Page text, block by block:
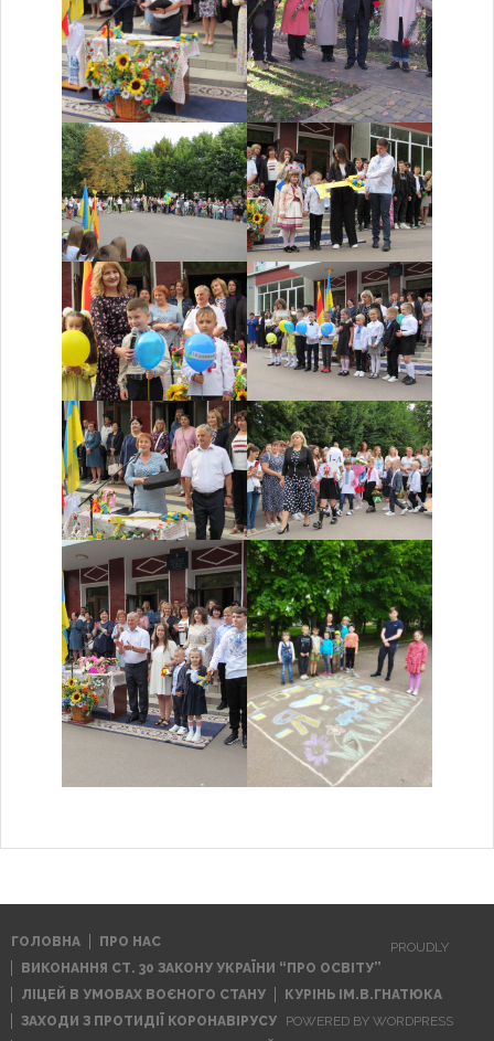
ГОЛОВНА
ПРО НАС
ВИКОНАННЯ СТ. 30 ЗАКОНУ УКРАЇНИ “ПРО ОСВІТУ”
ЛІЦЕЙ В УМОВАХ ВОЄНОГО СТАНУ
КУРІНЬ ІМ.В.ГНАТЮКА
ЗАХОДИ З ПРОТИДІЇ КОРОНАВІРУСУ
PROUDLY
POWERED BY WORDPRESS